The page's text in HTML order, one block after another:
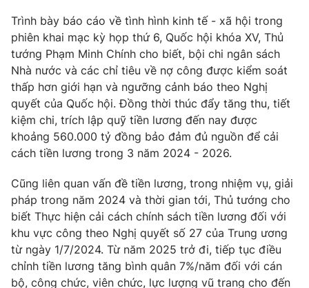
Câu chuyện quốc tế
Thị trường
Góc doanh nghiệp
Dữ liệu và đời sống
Truyền hình
Phim VTV
Hậu trường
Nhân vật
Giải sao mai
Giải trí
Điện ảnh
Âm nhạc
Sao
Đời sống
Làm đẹp
Chất lượng cuộc sống
Giáo dục
Tuyển sinh
Học trực tuyến
Công nghệ
Hitech Công nghệ tương lai
Sản phẩm
Giao lưu trực tuyến
Trình bày báo cáo về tình hình kinh tế - xã hội trong
phiên khai mạc kỳ họp thứ 6, Quốc hội khóa XV, Thủ
tướng Phạm Minh Chính cho biết, bội chi ngân sách
Nhà nước và các chỉ tiêu về nợ công được kiểm soát
thấp hơn giới hạn và ngưỡng cảnh báo theo Nghị
quyết của Quốc hội. Đồng thời thúc đẩy tăng thu, tiết
kiệm chi, trích lập quỹ tiền lương đến nay được
khoảng 560.000 tỷ đồng bảo đảm đủ nguồn để cải
cách tiền lương trong 3 năm 2024 - 2026.
Cũng liên quan vấn đề tiền lương, trong nhiệm vụ, giải
pháp trong năm 2024 và thời gian tới, Thủ tướng cho
biết Thực hiện cải cách chính sách tiền lương đối với
khu vực công theo Nghị quyết số 27 của Trung ương
từ ngày 1/7/2024. Từ năm 2025 trở đi, tiếp tục điều
chỉnh tiền lương tăng bình quân 7%/năm đối với cán
bộ, công chức, viên chức, lực lượng vũ trang cho đến